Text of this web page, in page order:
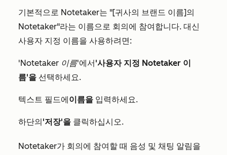
기본적으로 Notetaker는 "[귀사의 브랜드 이름]의
Notetaker"라는 이름으로 회의에 참여합니다. 대신
사용자 지정 이름을 사용하려면:
'Notetaker 이름'에서'사용자 지정 Notetaker 이
름'을 선택하세요.
텍스트 필드에이름을 입력하세요.
하단의'저장'을 클릭하십시오.
Notetaker가 회의에 참여할 때 음성 및 채팅 알림을